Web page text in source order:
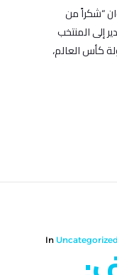
“شكراً من
إلى المنتخب
كأس العالم،
In